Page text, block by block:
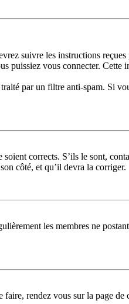
suivre les instructions
puissiez vous connecter. Cette
par un filtre anti-spam. Si
corrects. S’ils le sont,
côté, et qu’il devra la corriger.
les membres ne
faire, rendez vous sur la page